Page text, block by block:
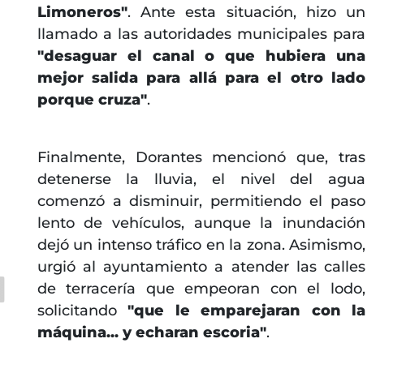
Limoneros". Ante esta situación, hizo un
llamado a las autoridades municipales para
"desaguar el canal o que hubiera una
mejor salida para allá para el otro lado
porque cruza".
Finalmente, Dorantes mencionó que, tras
detenerse la lluvia, el nivel del agua
comenzó a disminuir, permitiendo el paso
lento de vehículos, aunque la inundación
dejó un intenso tráfico en la zona. Asimismo,
urgió al ayuntamiento a atender las calles
de terracería que empeoran con el lodo,
solicitando"que le emparejaran con la
máquina... y echaran escoria".